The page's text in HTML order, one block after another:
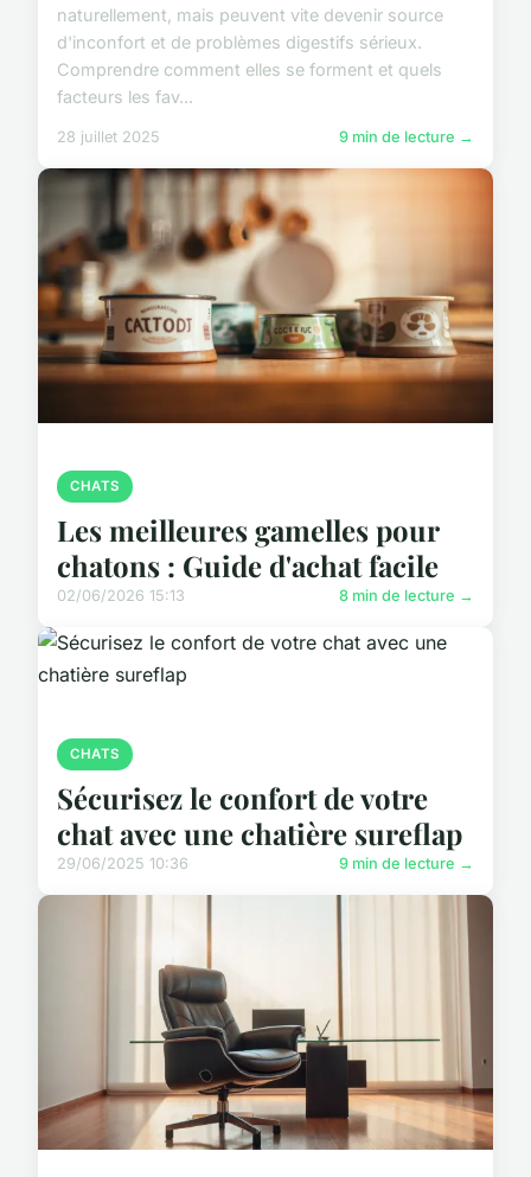
naturellement, mais peuvent vite devenir source
d'inconfort et de problèmes digestifs sérieux.
Comprendre comment elles se forment et quels
facteurs les fav...
28 juillet 2025 9 min de lecture →
CHATS
Les meilleures gamelles pour
chatons : Guide d'achat facile
02/06/2026 15:13 8 min de lecture →
CHATS
Sécurisez le confort de votre
chat avec une chatière sureflap
29/06/2025 10:36 9 min de lecture →